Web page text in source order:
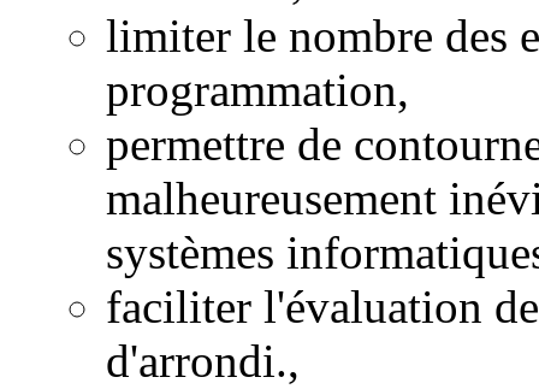
limiter le nombre des
programmation,
permettre de
malheureusement
systèmes
faciliter l'évaluation
d'arrondi.,